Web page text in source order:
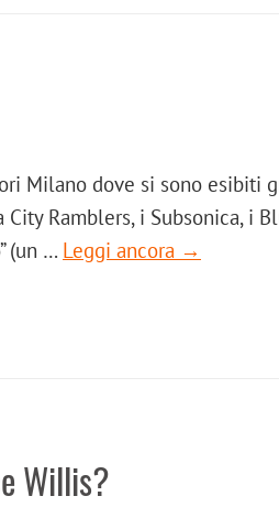
Milano dove si sono esibiti
City Ramblers, i Subsonica, i
(un … Leggi ancora →
Willis?